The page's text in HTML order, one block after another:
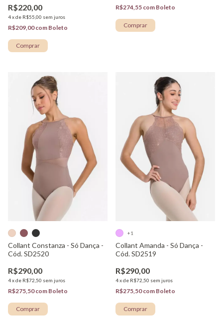
R$220,00
4xde R$55,00 sem juros
R$209,00com Boleto
Comprar
R$274,55 com Boleto
Comprar
Collant Constanza - Só Dança -
Cód. SD2520
R$290,00
4xde R$72,50 sem juros
R$275,50com Boleto
Comprar
Collant Amanda - Só Dança -
Cód. SD2519
R$290,00
4xde R$72,50 sem juros
R$275,50com Boleto
+1
Comprar